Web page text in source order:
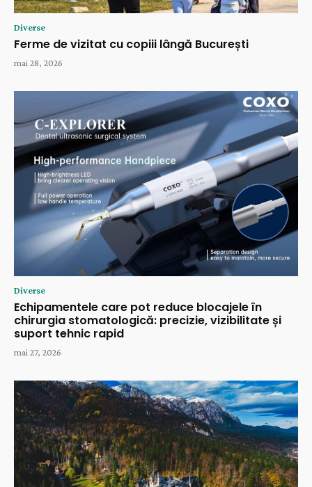
Diverse
Ferme de vizitat cu copiii lângă București
mai 28, 2026
Diverse
Echipamentele care pot reduce blocajele în
chirurgia stomatologică: precizie, vizibilitate și
suport tehnic rapid
mai 27, 2026